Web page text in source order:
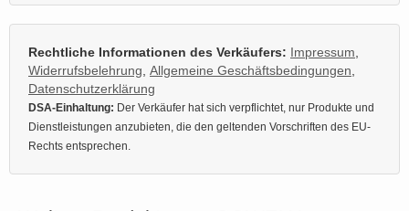
Rechtliche Informationen des Verkäufers: Impressum
Widerrufsbelehrung Allgemeine Geschäftsbedingungen
Datenschutzerklärung
DSA-Einhaltung: Der Verkäufer hat sich verpflichtet, nur Produkte und
Dienstleistungen anzubieten, die den geltenden Vorschriften des EU-
Rechts entsprechen.